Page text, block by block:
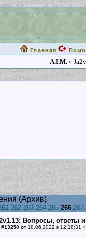
Главная
A.I.M.«
(Архив)
262 263 264 265 266 267
Вопросы, ответы
#13250 от 18.06.2022 в 12:18:31 »